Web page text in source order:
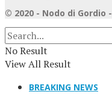
© 2020 - Nodo di Gordio -
No Result
View All Result
BREAKING NEWS